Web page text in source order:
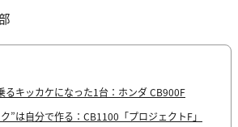
るキッカケになった1台：ホンダ CB900F
”は自分で作る：CB1100「プロジェクトF」